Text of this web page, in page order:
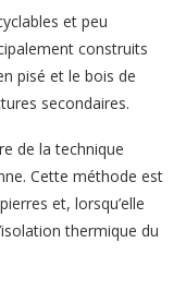
et peu
construits
pisé et le bois de
secondaires.
de la technique
Cette méthode est
et, lorsqu’elle
thermique du